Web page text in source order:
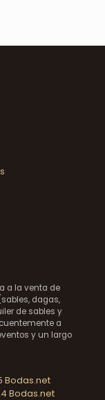
a la venta de
dagas,
de sables y
a
y un largo